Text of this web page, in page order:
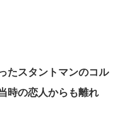
たスタントマンのコル
時の恋人からも離れ